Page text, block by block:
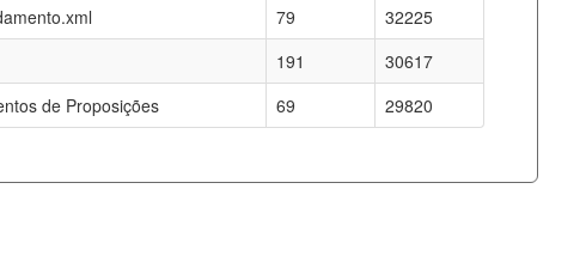
79
32225
191
30617
de Proposições
69 29820